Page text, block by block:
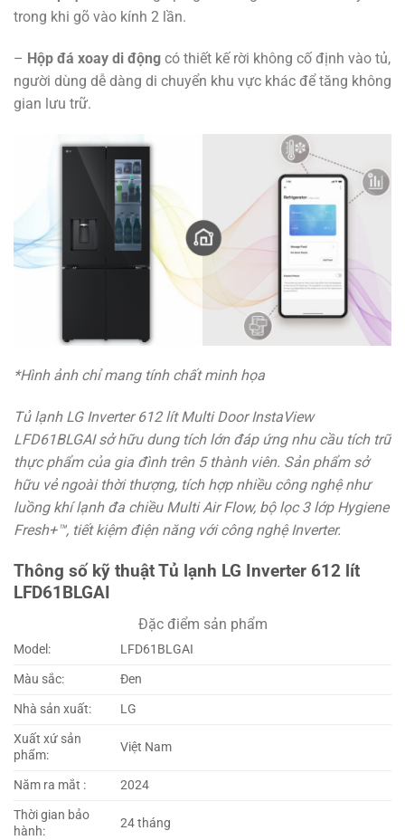
trong khi gõ vào kính 2 lần.
– Hộp đá xoay di động có thiết kế rời không cố định vào tủ,
người dùng dễ dàng di chuyển khu vực khác để tăng không
gian lưu trữ.
*Hình ảnh chỉ mang tính chất minh họa
Tủ lạnh LG Inverter 612 lít Multi Door InstaView
LFD61BLGAI sở hữu dung tích lớn đáp ứng nhu cầu tích trữ
thực phẩm của gia đình trên 5 thành viên. Sản phẩm sở
hữu vẻ ngoài thời thượng, tích hợp nhiều công nghệ như
luồng khí lạnh đa chiều Multi Air Flow, bộ lọc 3 lớp Hygiene
Fresh+™, tiết kiệm điện năng với công nghệ Inverter.
Thông số kỹ thuật Tủ lạnh LG Inverter 612 lít
LFD61BLGAI
Đặc điểm sản phẩm
Model:
LFD61BLGAI
Màu sắc:
Đen
Nhà sản xuất:
LG
Xuất xứ sản
phẩm:
Việt Nam
Năm ra mắt :
2024
Thời gian bảo
hành:
24 tháng